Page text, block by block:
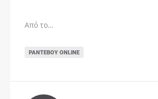
Από το…
ΡΑΝΤΕΒΟΎ ONLINE